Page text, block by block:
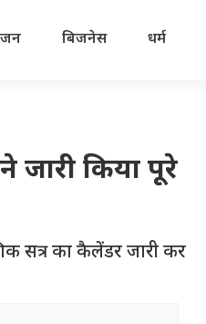
बिजनेस धर्म
जारी किया पूरे
सत्र का कैलेंडर जारी कर